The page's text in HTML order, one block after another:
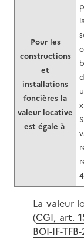
Pour les
constructions
et
installations
foncières la
valeur locative
est égale à
La valeur
(CGI, art.
BOI-IF-